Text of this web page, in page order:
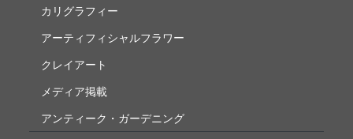
カリグラフィー
アーティフィシャルフラワー
クレイアート
メディア掲載
アンティーク・ガーデニング